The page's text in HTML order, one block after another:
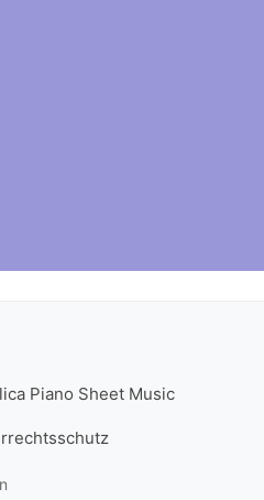
Piano Sheet Music